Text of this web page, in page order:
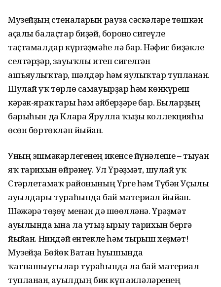
Музейҙың стеналарын рауза сәскәләре төшкән
аҫалы балаҫтар биҙәй, боронғо сигеүле
таҫтамалдар күргәҙмәһе лә бар. Нәфис биҙәкле
селтәрҙәр, зауыҡлы итеп сигелгән
ашъяулыҡтар, шәлдәр һәм яулыҡтар тупланған.
Шулай уҡ төрлө самауырҙар һәм көнкүреш
кәрәк-яраҡтары һәм әйберҙәре бар. Быларҙың
барыһын да Клара Ярулла ҡыҙы коллекцияһы
өсөн бөртөкләп йыйған.
Уның эшмәкәрлегенең икенсе йүнәлеше – тыуған
яҡ тарихын өйрәнеү. Ул Үрәҙмәт, шулай уҡ
Стәрлетамаҡ районының Үрге һәм Түбән Уҫылы
ауылдары тураһында бай материал йыйған.
Шәжәрә төҙөү менән дә шөғөлләнә. Үрәҙмәт
ауылында ғына ла утыҙ ырыу тарихын бергә
йыйған. Ниндәй ентекле һәм тырыш хеҙмәт!
Музейҙа Бөйөк Ватан һуғышында
ҡатнашыусылар тураһында ла бай материал
тупланған, ауылдың бик күп ғаиләләренең